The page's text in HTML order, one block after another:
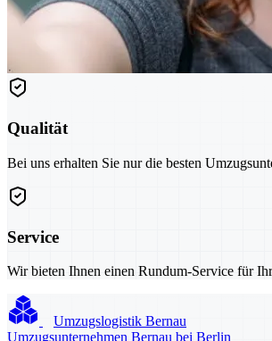
Qualität
Bei uns erhalten Sie nur die besten
Service
Wir bieten Ihnen einen Rundum-Service für
Umzugslogistik Bernau
Umzugsunternehmen Bernau bei Berlin